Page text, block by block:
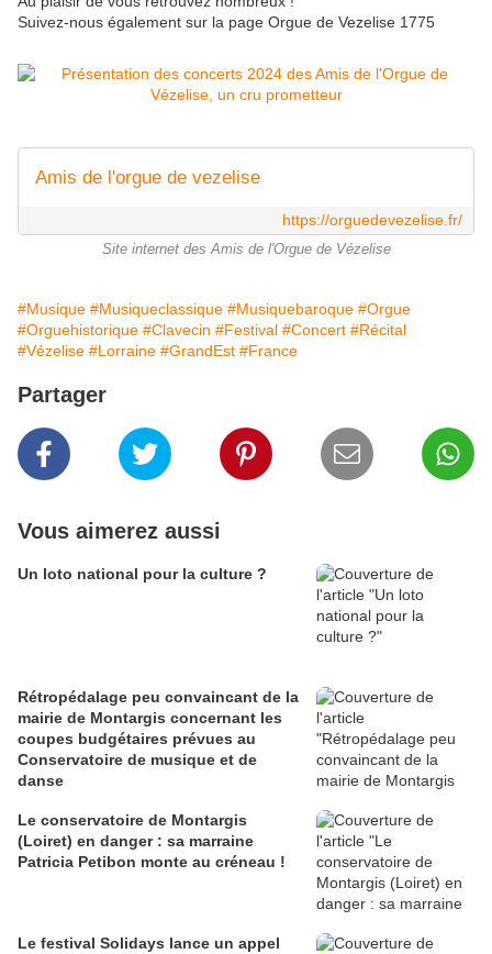
Suivez-nous également sur la page Orgue de Vezelise 1775
Amis de l'orgue de vezelise
https://orguedevezelise.fr/
Site internet des Amis de l'Orgue de Vézelise
#Musique #Musiqueclassique #Musiquebaroque #Orgue
#Orguehistorique #Clavecin #Festival #Concert #Récital
#Vézelise #Lorraine #GrandEst #France
Partager
Vous aimerez aussi
Un loto national pour la culture ?
Rétropédalage peu convaincant de la
mairie de Montargis concernant les
coupes budgétaires prévues au
Conservatoire de musique et de
danse
Le conservatoire de Montargis
(Loiret) en danger : sa marraine
Patricia Petibon monte au créneau !
Le festival Solidays lance un appel